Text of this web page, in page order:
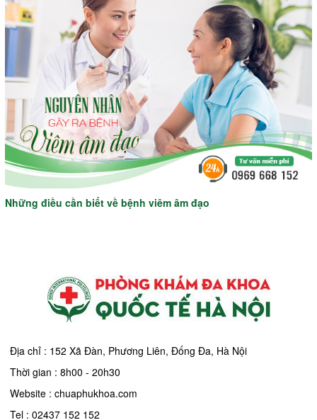
Những điều cần biết về bệnh viêm âm đạo
Địa chỉ : 152 Xã Đàn, Phương Liên, Đống Đa, Hà Nội
Thời gian : 8h00 - 20h30
Website : chuaphukhoa.com
Tel : 02437 152 152